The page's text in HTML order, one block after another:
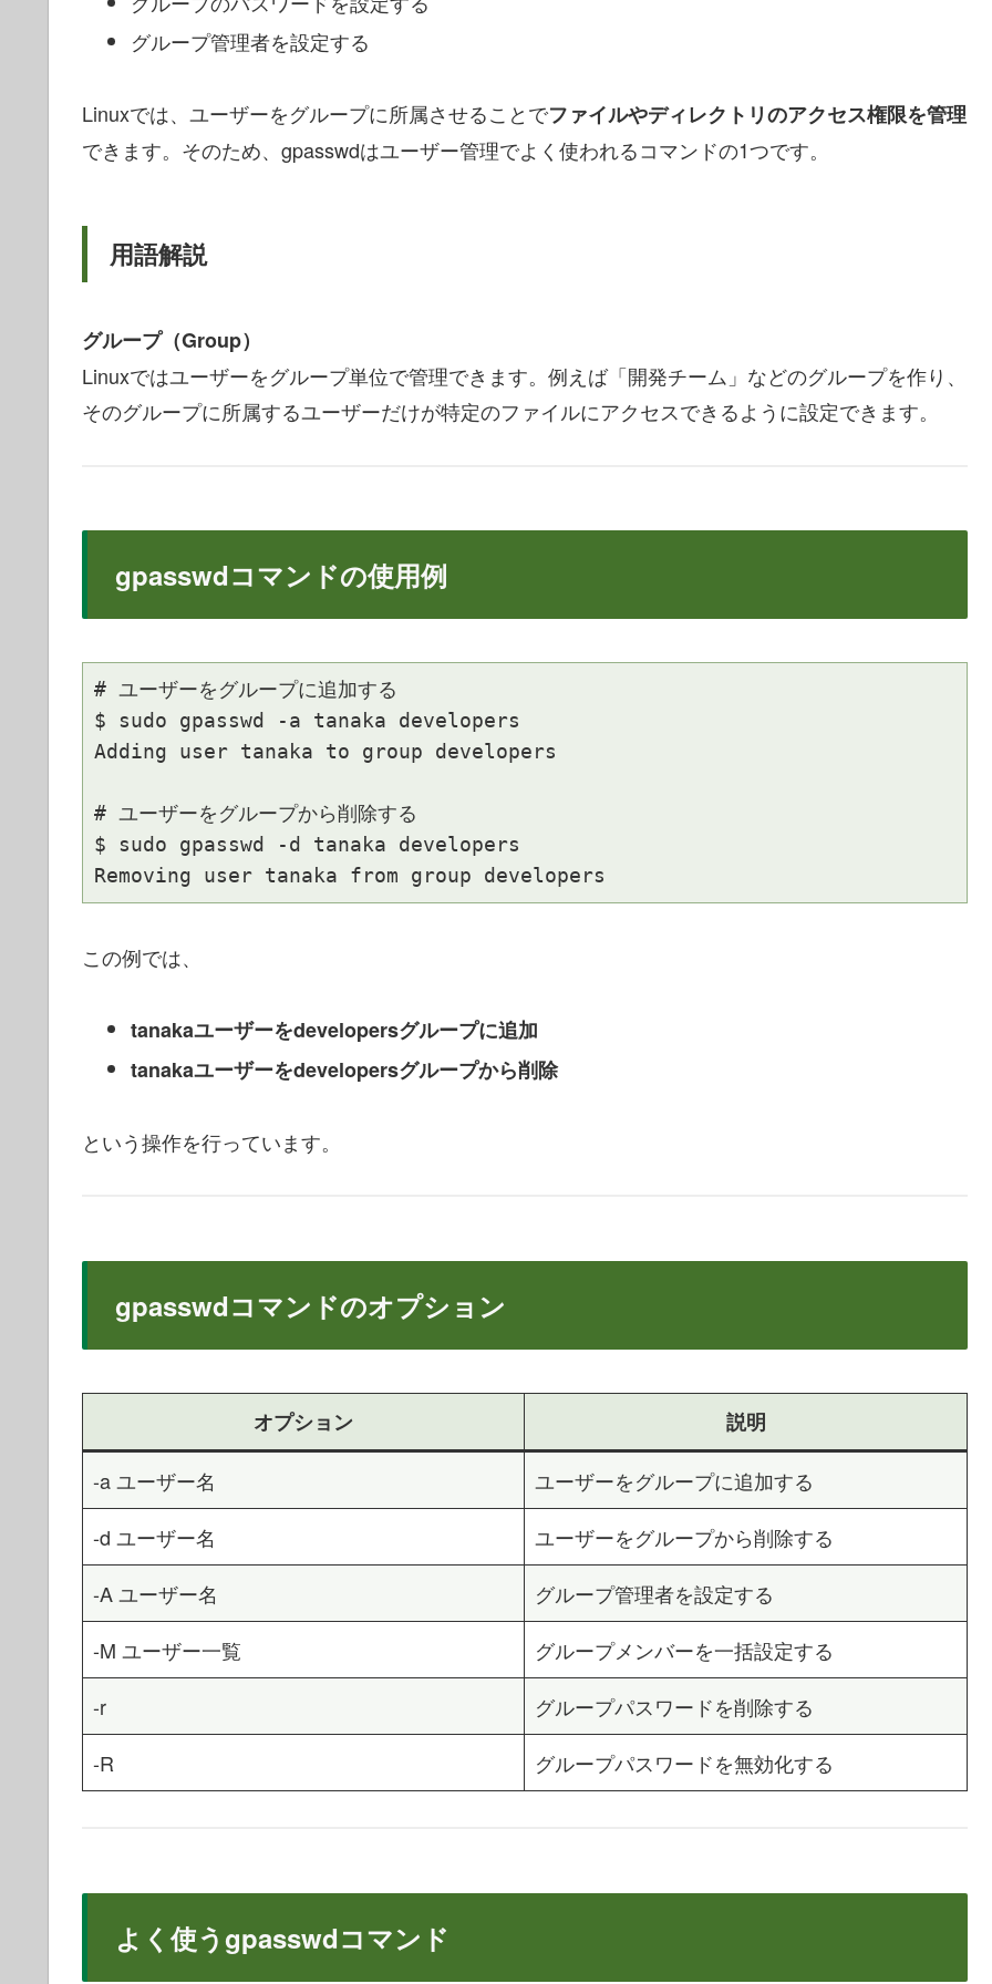
グループ管理者を設定する
Linuxでは、ユーザーをグループに所属させることでファイルやディレクトリのアクセス権限を管理
できます。そのため、gpasswdはユーザー管理でよく使われるコマンドの1つです。
用語解説
グループ（Group）
Linuxではユーザーをグループ単位で管理できます。例えば「開発チーム」などのグループを作り、
そのグループに所属するユーザーだけが特定のファイルにアクセスできるように設定できます。
gpasswdコマンドの使用例
# ユーザーをグループに追加する
$ sudo gpasswd -a tanaka developers
Adding user tanaka to group developers
# ユーザーをグループから削除する
$ sudo gpasswd -d tanaka developers
この例では、
tanakaユーザーをdevelopersグループに追加
tanakaユーザーをdevelopersグループから削除
という操作を行っています。
gpasswdコマンドのオプション
オプション 説明
-a ユーザー名
ユーザーをグループに追加する
-d ユーザー名
ユーザーをグループから削除する
-A ユーザー名
グループ管理者を設定する
-M ユーザー一覧
グループメンバーを一括設定する
-r
グループパスワードを削除する
-R
グループパスワードを無効化する
よく使うgpasswdコマンド